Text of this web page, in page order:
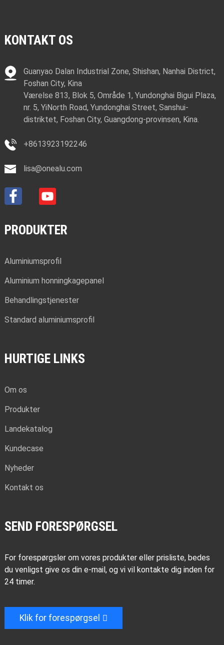
KONTAKT OS
Guanyao Dalan Industrial Zone, Shishan, Nanhai District,
Foshan City, Kina
Værelse 813, Blok 5, Område 1, Yundonghai Bigui Plaza,
nr. 5, YiNorth Road, Yundonghai Street, Sanshui-
distriktet, Foshan City, Guangdong-provinsen, Kina.
+8613923192246
lisa@onealu.com
PRODUKTER
Aluminiumsprofil
Aluminium honningkagepanel
Behandlingstjenester
Standard aluminiumsprofil
HURTIGE LINKS
Om os
Produkter
Landekatalog
Kundecase
Nyheder
Kontakt os
SEND FORESPØRGSEL
For forespørgsler om vores produkter eller prisliste, bedes
du venligst give os din e-mail, og vi vil kontakte dig inden for
24 timer.
Klik for forespørgsel